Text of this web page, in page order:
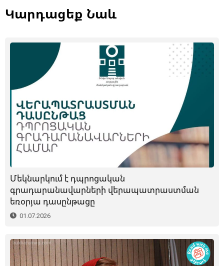
Կարդացեք Նաև
Մեկնարկում է դպրոցական
գրադարանավարների վերապատրաստման
եռօրյա դասընթացը
01.07.2026